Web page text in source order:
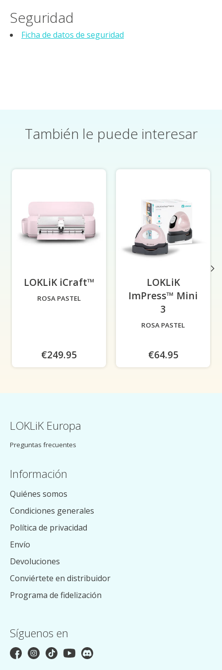
Seguridad
Ficha de datos de seguridad
También le puede interesar
LOKLiK iCraft™
ROSA PASTEL
€249.95
LOKLiK
ImPress™ Mini
3
ROSA PASTEL
€64.95
LOKLiK Europa
Preguntas frecuentes
Información
Quiénes somos
Condiciones generales
Política de privacidad
Envío
Devoluciones
Conviértete en distribuidor
Programa de fidelización
Síguenos en